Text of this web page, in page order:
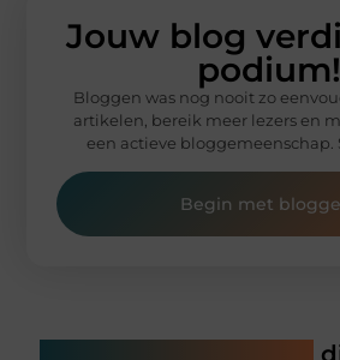
Jouw blog
podium!
Bloggen was nog nooit zo
artikelen, bereik meer lezers en
een actieve bloggemeenschap.
Begin met